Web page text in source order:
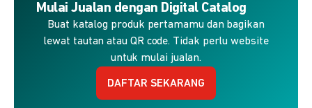
Mulai Jualan dengan Digital Catalog
Buat katalog produk pertamamu dan bagikan
lewat tautan atau QR code. Tidak perlu website
untuk mulai jualan.
DAFTAR SEKARANG